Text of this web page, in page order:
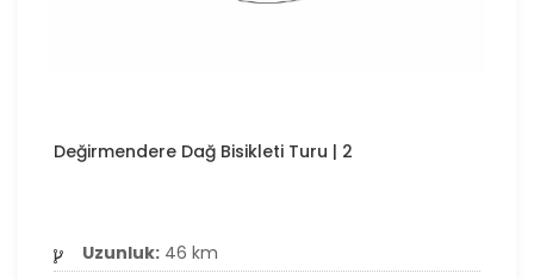
Değirmendere Dağ Bisikleti Turu | 2
Uzunluk: 46 km